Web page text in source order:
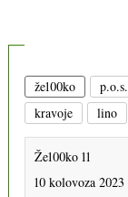
že100ko p.o.s.
kravoje
lino
Že100ko 11
10 kolovoza 2023